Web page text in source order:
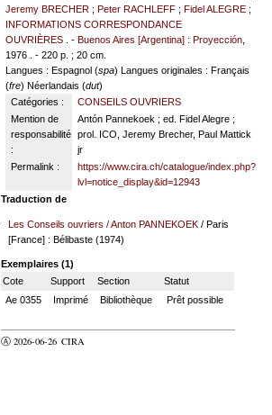
Jeremy BRECHER ;Peter RACHLEFF ;Fidel ALEGRE ;
INFORMATIONS CORRESPONDANCE
OUVRIÈRES . -Buenos Aires [Argentina] : Proyección
1976 . - 220 p. ; 20 cm.
Langues : Espagnol (spa)Langues originales : Français
(fre) Néerlandais (dut)
Catégories :
CONSEILS OUVRIERS
Mention de
responsabilité
:
Antón Pannekoek ; ed. Fidel Alegre ;
prol. ICO, Jeremy Brecher, Paul Mattick
jr
Permalink :
https://www.cira.ch/catalogue/index.php?
lvl=notice_display&id=12943
Traduction de
Les Conseils ouvriers /Anton PANNEKOEK / Paris
[France] : Bélibaste (1974)
Exemplaires (1)
Cote
Support Section
Statut
Ae 0355
Imprimé Bibliothèque Prêt possible
Ⓐ 2026-06-26 CIRA